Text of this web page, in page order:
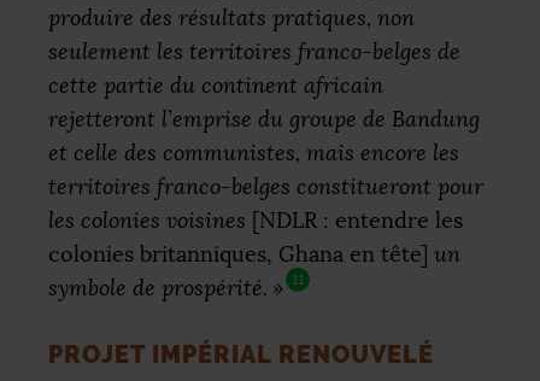
produire des résultats pratiques, non
seulement les territoires franco-belges de
cette partie du continent africain
rejetteront l’emprise du groupe de Bandung
et celle des communistes, mais encore les
territoires franco-belges constitueront pour
les colonies voisines [NDLR : entendre les
colonies britanniques, Ghana en tête] un
symbole de prospérité. » 11
PROJET IMPÉRIAL RENOUVELÉ